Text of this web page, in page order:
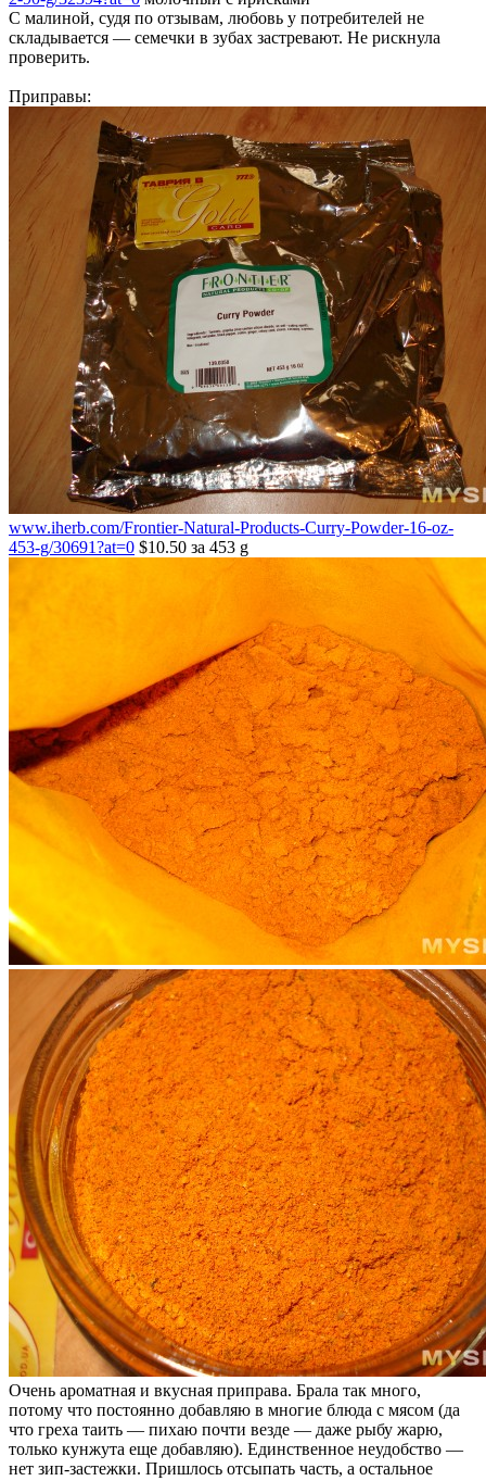
С малиной, судя по отзывам, любовь у потребителей не
складывается — семечки в зубах застревают. Не рискнула
проверить.
Приправы:
www.iherb.com/Frontier-Natural-Products-Curry-Powder-16-oz-
453-g/30691?at=0 $10.50 за 453 g
Очень ароматная и вкусная приправа. Брала так много,
потому что постоянно добавляю в многие блюда с мясом (да
что греха таить — пихаю почти везде — даже рыбу жарю,
только кунжута еще добавляю). Единственное неудобство —
нет зип-застежки. Пришлось отсыпать часть, а остальное